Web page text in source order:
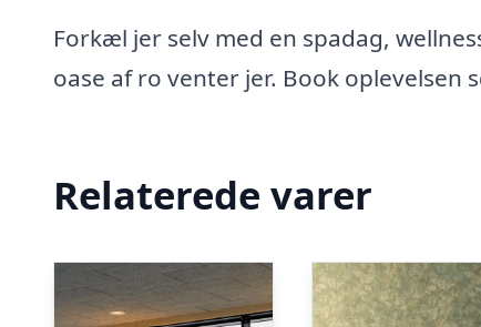
Forkæl jer selv med en spadag,
oase af ro venter jer. Book oplevelsen
Relaterede varer